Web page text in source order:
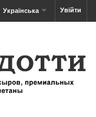
Увійти
Українська